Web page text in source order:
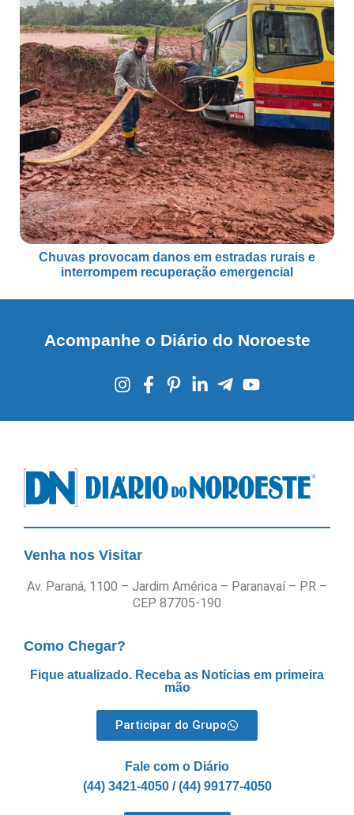
Chuvas provocam danos em estradas rurais e
interrompem recuperação emergencial
Acompanhe o Diário do Noroeste
Venha nos Visitar
Av. Paraná, 1100 – Jardim América – Paranavaí – PR –
CEP 87705-190
Como Chegar?
Fique atualizado. Receba as Notícias em primeira
mão
Participar do Grupo
Fale com o Diário
(44) 3421-4050 / (44) 99177-4050